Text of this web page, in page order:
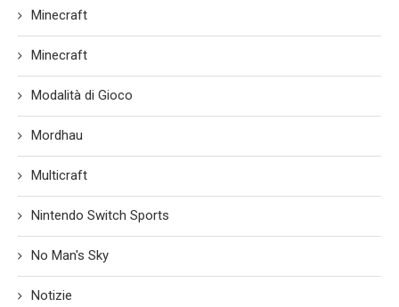
Minecraft
Minecraft
Modalità di Gioco
Mordhau
Multicraft
Nintendo Switch Sports
No Man's Sky
Notizie